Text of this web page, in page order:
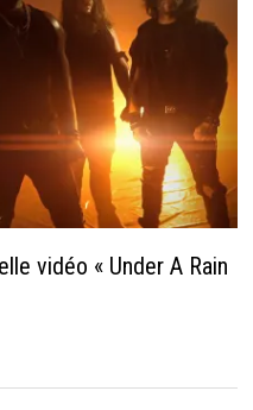
vidéo « Under A Rain